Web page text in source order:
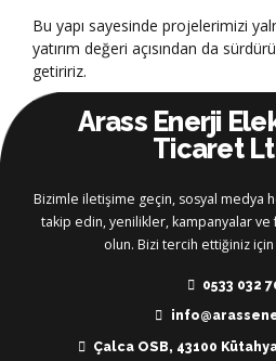
Bu yapı sayesinde projelerimizi
yatırım değeri açısından da
getiririz.
Arass Enerji
Ticaret
Bizimle iletişime geçin, sosyal medya
takip edin, yenilikler, kampanyalar ve
olun. Bizi tercih ettiğiniz
0533 032
Çalca OSB, 43100